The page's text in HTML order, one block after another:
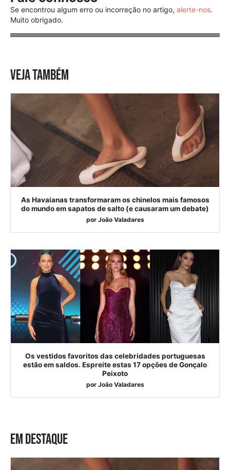
Se encontrou algum erro ou incorreção no artigo, alerte-nos.
Muito obrigado.
VEJA TAMBÉM
As Havaianas transformaram os chinelos mais famosos
do mundo em sapatos de salto (e causaram um debate)
por João Valadares
Os vestidos favoritos das celebridades portuguesas
estão em saldos. Espreite estas 17 opções de Gonçalo
Peixoto
por João Valadares
EM DESTAQUE